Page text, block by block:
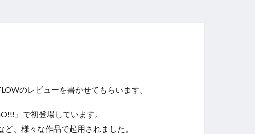
のレビューを書かせてもらいます。
』で初登場しています。
、様々な作品で起用されました。